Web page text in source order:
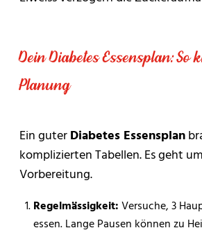
Dein Diabetes Essensplan: So
Planung
Ein guterDiabetes Essensplan
komplizierten Tabellen. Es geht
Vorbereitung.
Regelmässigkeit: Versuche, 3
essen. Lange Pausen können zu